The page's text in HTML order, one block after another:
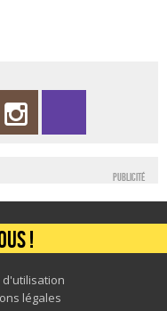
Publicité
!
légales